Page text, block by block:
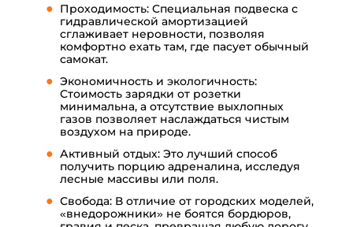
Проходимость: Специальная подвеска с
гидравлической амортизацией
сглаживает неровности, позволяя
комфортно ехать там, где пасует обычный
самокат.
Экономичность и экологичность:
Стоимость зарядки от розетки
минимальна, а отсутствие выхлопных
газов позволяет наслаждаться чистым
воздухом на природе.
Активный отдых: Это лучший способ
получить порцию адреналина, исследуя
лесные массивы или поля.
Свобода: В отличие от городских моделей,
«внедорожники» не боятся бордюров,